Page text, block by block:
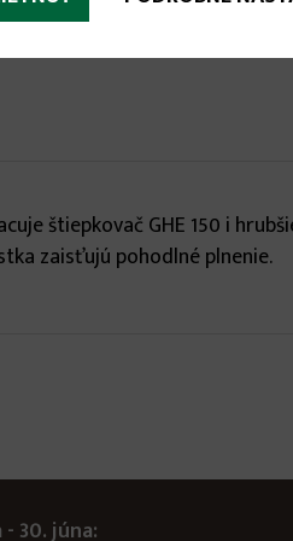
štiepkovač GHE 150 i
zaisťujú pohodlné plnenie.
30. júna: